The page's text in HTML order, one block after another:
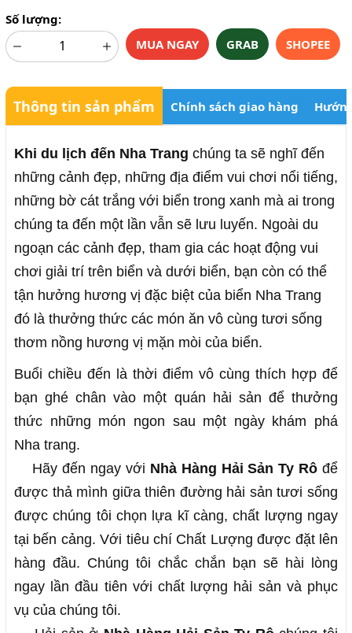
Số lượng:
MUA NGAY
GRAB SHOPEE
Thông tin sản phẩm Chính sách giao hàng
Khi du lịch đến Nha Trang chúng ta sẽ nghĩ đến
những cảnh đẹp, những địa điểm vui chơi nổi tiếng,
những bờ cát trắng với biển trong xanh mà ai trong
chúng ta đến một lần vẫn sẽ lưu luyến. Ngoài du
ngoạn các cảnh đẹp, tham gia các hoạt động vui
chơi giải trí trên biển và dưới biển, bạn còn có thể
tận hưởng hương vị đặc biệt của biển Nha Trang
đó là thưởng thức các món ăn vô cùng tươi sống
thơm nồng hương vị mặn mòi của biển.
Buổi chiều đến là thời điểm vô cùng thích hợp để
bạn ghé chân vào một quán hải sản để thưởng
thức những món ngon sau một ngày khám phá
Nha trang.
Hãy đến ngay với Nhà Hàng Hải Sản Ty Rô để
được thả mình giữa thiên đường hải sản tươi sống
được chúng tôi chọn lựa kĩ càng, chất lượng ngay
tại bến cảng. Với tiêu chí Chất Lượng được đặt lên
hàng đầu. Chúng tôi chắc chắn bạn sẽ hài lòng
ngay lần đầu tiên với chất lượng hải sản và phục
vụ của chúng tôi.